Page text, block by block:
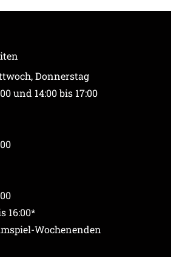
Donnerstag
und 14:00 bis 17:00
16:00*
Wochenenden